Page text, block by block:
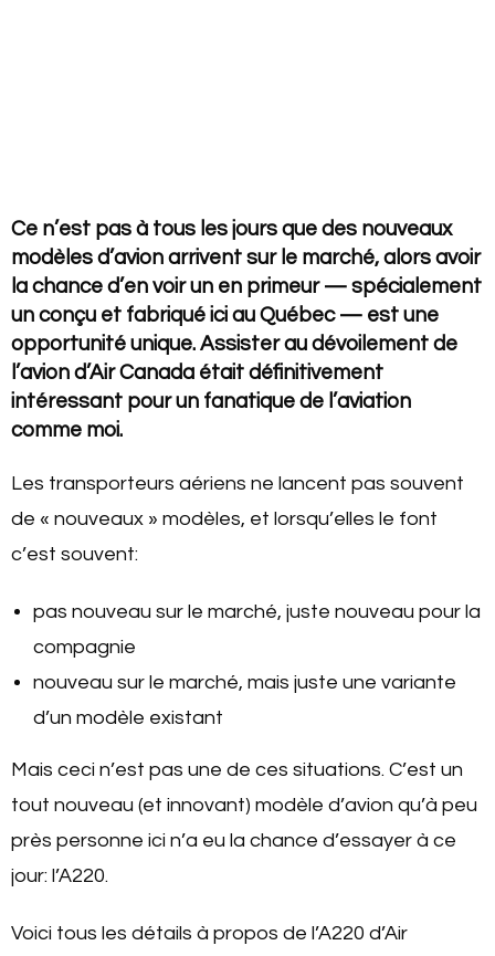
Ce n’est pas à tous les jours que des nouveaux
modèles d’avion arrivent sur le marché, alors avoir
la chance d’en voir un en primeur — spécialement
un conçu et fabriqué ici au Québec — est une
opportunité unique. Assister au dévoilement de
l’avion d’Air Canada était définitivement
intéressant pour un fanatique de l’aviation
comme moi.
Les transporteurs aériens ne lancent pas souvent
de « nouveaux » modèles, et lorsqu’elles le font
c’est souvent:
pas nouveau sur le marché, juste nouveau pour la
compagnie
nouveau sur le marché, mais juste une variante
d’un modèle existant
Mais ceci n’est pas une de ces situations. C’est un
tout nouveau (et innovant) modèle d’avion qu’à peu
près personne ici n’a eu la chance d’essayer à ce
jour: l’A220.
Voici tous les détails à propos de l’A220 d’Air